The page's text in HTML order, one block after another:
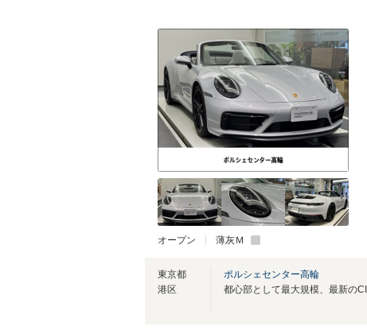
オープン 薄灰Ｍ
東京都
港区
ポルシェセンター高輪